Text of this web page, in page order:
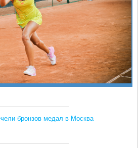
бронзов медал в Москва